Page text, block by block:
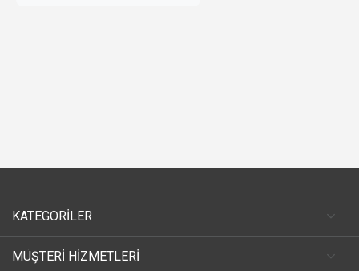
KATEGORİLER
MÜŞTERİ HİZMETLERİ